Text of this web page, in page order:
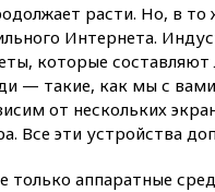
расти. Но, в то
Интернета.
которые
— такие, как мы с
от нескольких
Все эти устройства
аппаратные